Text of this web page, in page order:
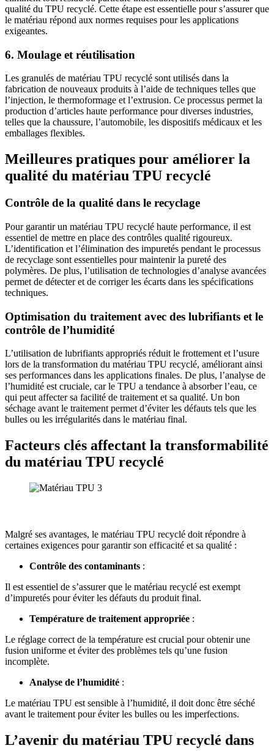
qualité du TPU recyclé. Cette étape est essentielle pour s’assurer que
le matériau répond aux normes requises pour les applications
exigeantes.
6. Moulage et réutilisation
Les granulés de matériau TPU recyclé sont utilisés dans la
fabrication de nouveaux produits à l’aide de techniques telles que
l’injection, le thermoformage et l’extrusion. Ce processus permet la
production d’articles haute performance pour diverses industries,
telles que la chaussure, l’automobile, les dispositifs médicaux et les
emballages flexibles.
Meilleures pratiques pour améliorer la
qualité du matériau TPU recyclé
Contrôle de la qualité dans le recyclage
Pour garantir un matériau TPU recyclé haute performance, il est
essentiel de mettre en place des contrôles qualité rigoureux.
L’identification et l’élimination des impuretés pendant le processus
de recyclage sont essentielles pour maintenir la pureté des
polymères. De plus, l’utilisation de technologies d’analyse avancées
permet de détecter et de corriger les écarts dans les spécifications
techniques.
Optimisation du traitement avec des lubrifiants et le
contrôle de l’humidité
L’utilisation de lubrifiants appropriés réduit le frottement et l’usure
lors de la transformation du matériau TPU recyclé, améliorant ainsi
ses performances dans les applications finales. De plus, l’analyse de
l’humidité est cruciale, car le TPU a tendance à absorber l’eau, ce
qui peut affecter sa facilité de traitement et sa qualité. Un bon
séchage avant le traitement permet d’éviter les défauts tels que les
bulles ou les irrégularités dans le matériau final.
Facteurs clés affectant la transformabilité
du matériau TPU recyclé
Malgré ses avantages, le matériau TPU recyclé doit répondre à
certaines exigences pour garantir son efficacité et sa qualité :
Contrôle des contaminants :
Il est essentiel de s’assurer que le matériau recyclé est exempt
d’impuretés pour éviter les défauts du produit final.
Température de traitement appropriée :
Le réglage correct de la température est crucial pour obtenir une
fusion uniforme et éviter des problèmes tels qu’une fusion
incomplète.
Analyse de l’humidité :
Le matériau TPU est sensible à l’humidité, il doit donc être séché
avant le traitement pour éviter les bulles ou les imperfections.
L’avenir du matériau TPU recyclé dans